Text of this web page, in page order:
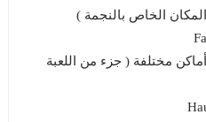
الخاص بالنجمة )
5- قم بإصابة 5 clay pigeon في 5 أماكن مختلفة ( جزء من اللعبة